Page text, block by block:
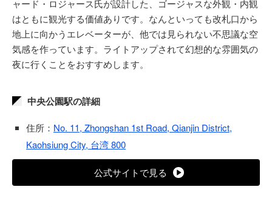
ャード・ロジャース氏が設計した、ゴージャスな外観・内観
はともに観光する価値ありです。なんといっても改札口から
地上に向かうエレベーターが、他では見られない不思議な空
気感を作っています。ライトアップされて幻想的な雰囲気の
夜に行くことをおすすめします。
中央公園駅の詳細
住所： No. 11, Zhongshan 1st Road, Qianjin District,
Kaohsiung City, 台湾 800
公式サイトで見る